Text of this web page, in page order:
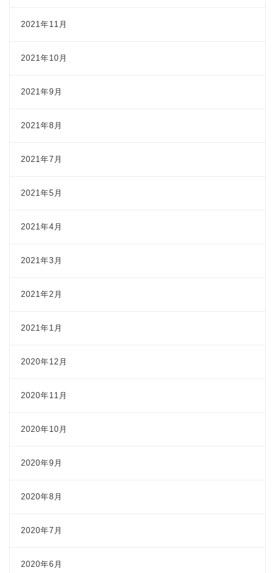
2021年11月
2021年10月
2021年9月
2021年8月
2021年7月
2021年5月
2021年4月
2021年3月
2021年2月
2021年1月
2020年12月
2020年11月
2020年10月
2020年9月
2020年8月
2020年7月
2020年6月